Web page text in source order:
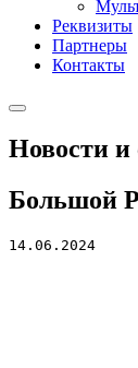
Реквизиты
Партнеры
Контакты
Новости и
Большой
14.06.2024